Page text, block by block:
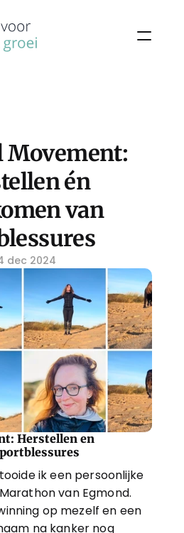
én
van
dec 2024
Herstellen en
ik een persoonlijke
van Egmond.
op mezelf en een
na kanker nog